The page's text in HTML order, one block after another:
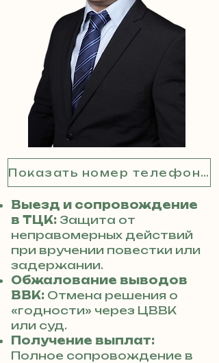
Показать номер телефона
Выезд и сопровождение
в ТЦК: Защита от
неправомерных действий
при вручении повестки или
задержании.
Обжалование выводов
ВВК: Отмена решения о
«годности» через ЦВВК
или суд.
Получение выплат:
Полное сопровождение в